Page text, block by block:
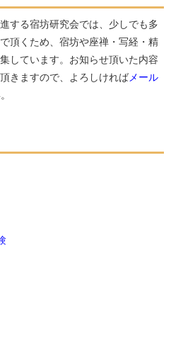
する宿坊研究会では、少しでも多
頂くため、宿坊や座禅・写経・精
しています。お知らせ頂いた内容
きますので、よろしければメール